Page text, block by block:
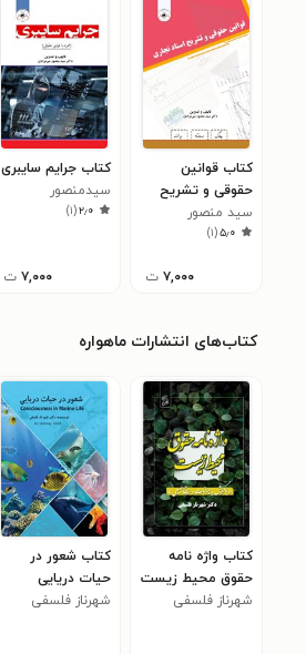
کتاب قوانین
حقوقی و تشریح
اسناد تجاری
سید منصور
میرمرادی
۵٫۰(۱)
۷,۰۰۰ ت
کتاب جرایم سایبری
سیدمنصور
میرمرادی
۲٫۰(۱)
۷,۰۰۰ ت
کتاب‌های انتشارات ماهواره
کتاب واژه نامه
حقوق محیط زیست
(جلد اول)
شهرناز فلسفی
کتاب شعور در
حیات دریایی
شهرناز فلسفی